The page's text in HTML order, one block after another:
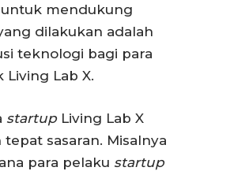
mendukung
dilakukan adalah
teknologi bagi para
Lab X.
startup Living Lab X
sasaran. Misalnya
para pelaku startup